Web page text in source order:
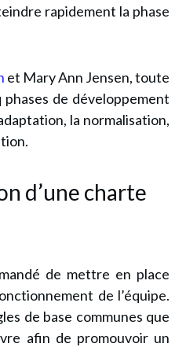
rapidement la phase
et Mary Ann Jensen, toute
de développement
la normalisation,
d’une charte
de mettre en place
de l’équipe.
de base communes que
afin de promouvoir un